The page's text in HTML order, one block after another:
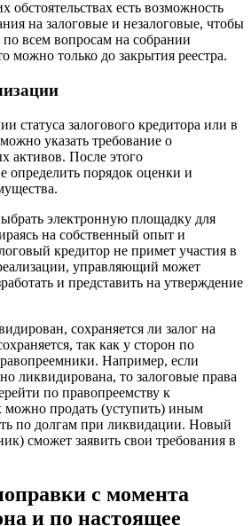
обстоятельствах есть возможность
на залоговые и незалоговые, чтобы
по всем вопросам на собрании
можно только до закрытия реестра.
статуса залогового кредитора или в
указать требование о
активов. После этого
определить порядок оценки и
электронную площадку для
на собственный опыт и
кредитор не примет участия в
управляющий может
и представить на утверждение
сохраняется ли залог на
так как у сторон по
Например, если
ликвидирована, то залоговые права
по правопреемству к
можно продать (уступить) иным
по долгам при ликвидации. Новый
сможет заявить свои требования в
с момента
и по настоящее